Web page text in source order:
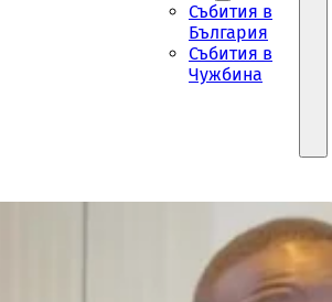
Събития в
България
Събития в
Чужбина